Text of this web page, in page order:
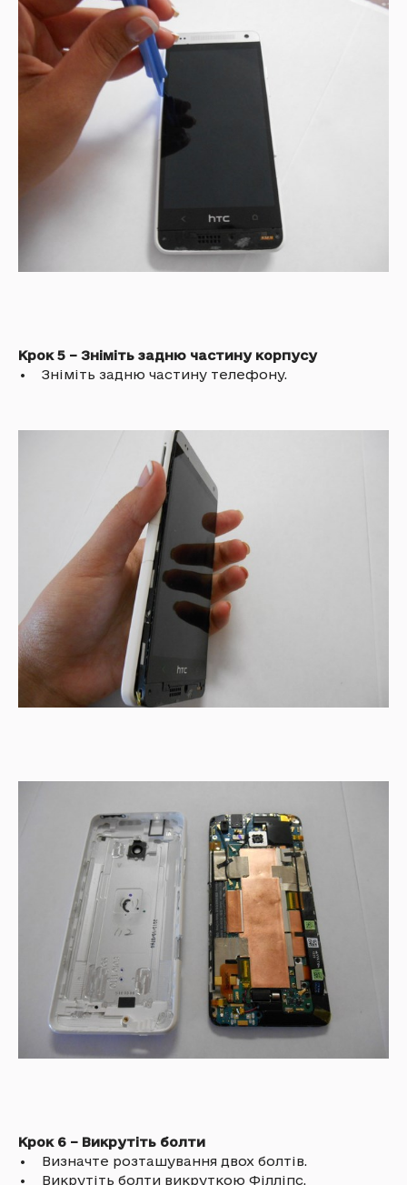
Крок 5 – Зніміть задню частину корпусу
• Зніміть задню частину телефону.
Крок 6 – Викрутіть болти
• Визначте розташування двох болтів.
• Викрутіть болти викруткою Філліпс.